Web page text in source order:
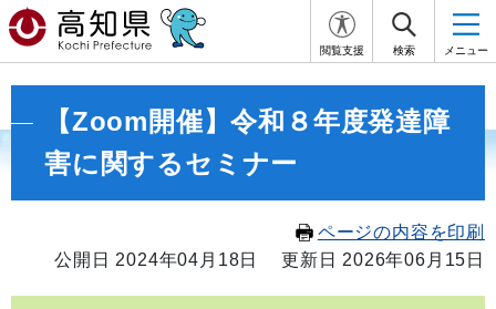
閲覧支援 検索 メニュー
【Zoom開催】令和８年度発達障
害に関するセミナー
ページの内容を印刷
公開日 2024年04月18日
更新日 2026年06月15日